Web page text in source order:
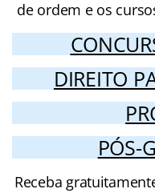
de ordem e os
DIREITO
PÓS-
Receba